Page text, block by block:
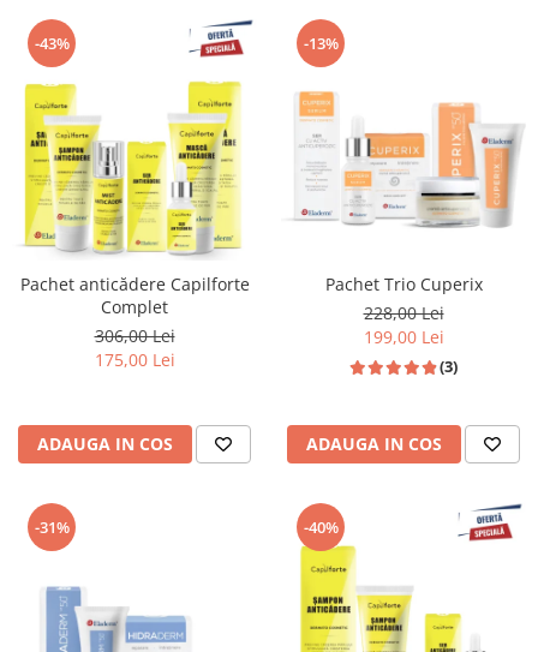
-43%
Pachet anticădere Capilforte
Complet
306,00 Lei
175,00 Lei
ADAUGA IN COS
-13%
Pachet Trio Cuperix
228,00 Lei
199,00 Lei
(3)
ADAUGA IN COS
-31% -40%